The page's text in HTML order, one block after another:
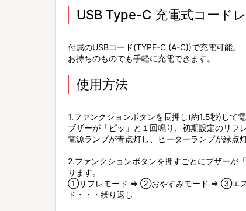
USB Type-C 充電式コード
付属のUSBコード(TYPE-C (A-C))で充電可能。
お持ちのものでも手軽に充電できます。
使用方法
1.ファンクションボタンを長押し(約1.5秒)して電
ブザーが「ピッ」と１回鳴り、初期設定のリフ
電源ランプが青点灯し、ヒーターランプが緑点灯
2.ファンクションボタンを押すごとにブザーが
ります。
①リフレモード ⇒ ②おやすみモード ⇒ ③エ
ド・・・繰り返し